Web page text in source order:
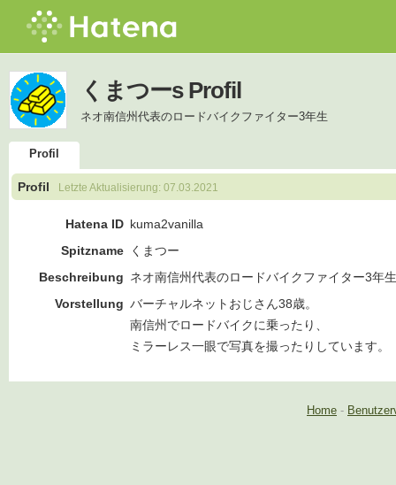
くまつーs Profil
ネオ南信州代表のロードバイクファイター3年生
Profil
Profil Letzte Aktualisierung: 07.03.2021
Hatena ID kuma2vanilla
Spitzname
くまつー
Beschreibung ネオ南信州代表のロードバイクファイター3年生
Vorstellung バーチャルネットおじさん38歳。
南信州でロードバイクに乗ったり、
ミラーレス一眼で写真を撮ったりしています。
Home -